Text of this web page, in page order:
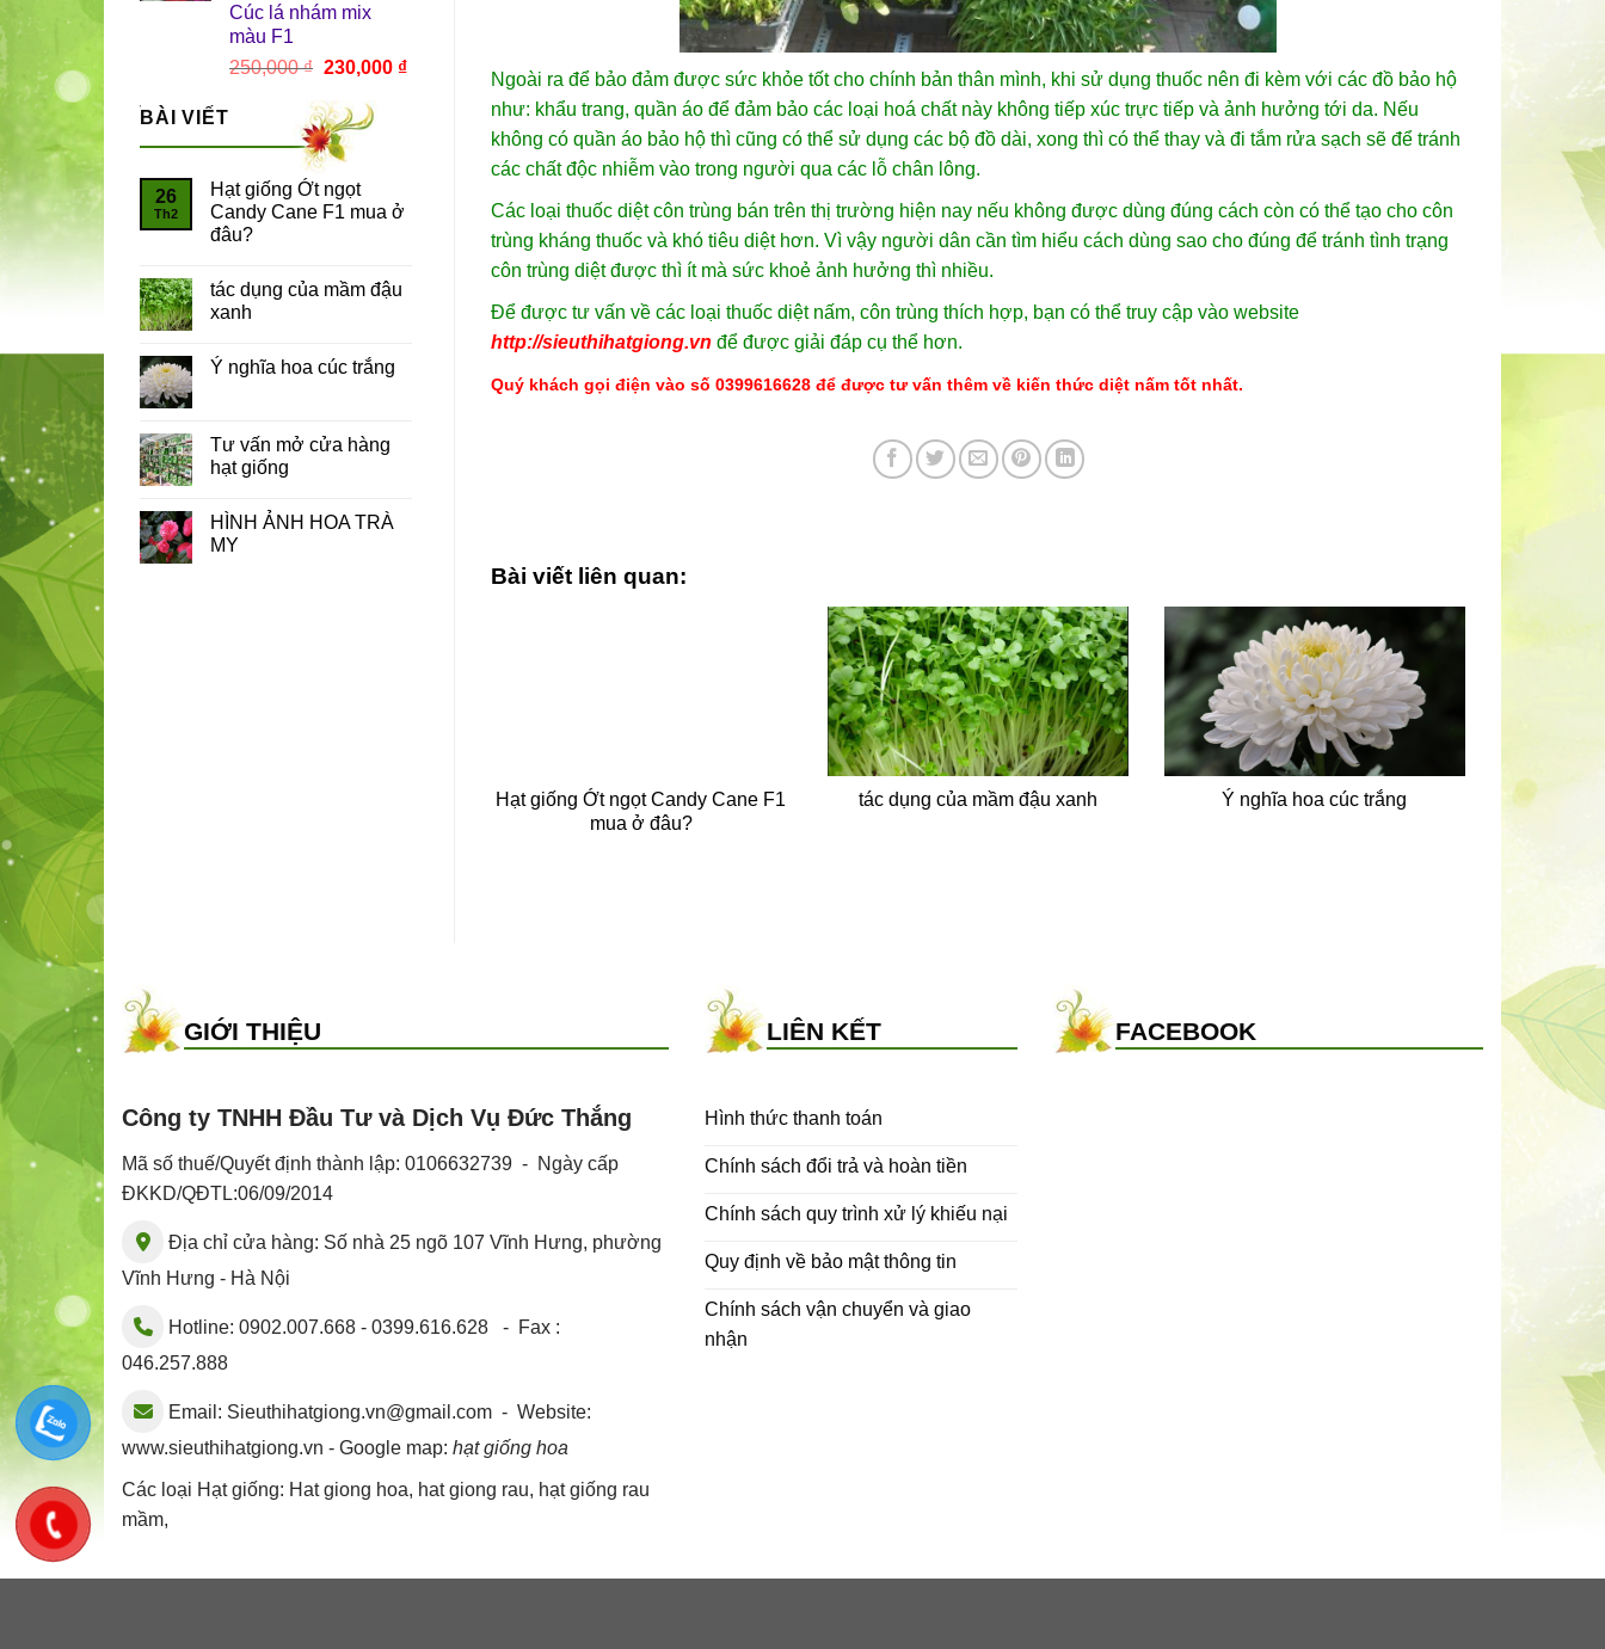
Cúc lá nhám mix
màu F1
250,000₫ Giá
là:
250,000 ₫.
230,000 ₫Giá
230,000 ₫.
BÀI VIẾT
26
Th2
Hạt giống Ớt ngọt
Candy Cane F1 mua ở
đâu?
tác dụng của mầm đậu
xanh
Ý nghĩa hoa cúc trắng
Tư vấn mở cửa hàng
hạt giống
HÌNH ẢNH HOA TRÀ
MY
Ngoài ra để bảo đảm được sức khỏe tốt cho chính bản thân mình, khi sử dụng thuốc nên đi kèm với các đồ bảo hộ
như: khẩu trang, quần áo để đảm bảo các loại hoá chất này không tiếp xúc trực tiếp và ảnh hưởng tới da. Nếu
không có quần áo bảo hộ thì cũng có thể sử dụng các bộ đồ dài, xong thì có thể thay và đi tắm rửa sạch sẽ để tránh
các chất độc nhiễm vào trong người qua các lỗ chân lông.
Các loại thuốc diệt côn trùng bán trên thị trường hiện nay nếu không được dùng đúng cách còn có thể tạo cho côn
trùng kháng thuốc và khó tiêu diệt hơn. Vì vậy người dân cần tìm hiểu cách dùng sao cho đúng để tránh tình trạng
côn trùng diệt được thì ít mà sức khoẻ ảnh hưởng thì nhiều.
Để được tư vấn về các loại thuốc diệt nấm, côn trùng thích hợp, bạn có thể truy cập vào website
http://sieuthihatgiong.vn để được giải đáp cụ thể hơn.
Quý khách gọi điện vào số 0399616628 để được tư vấn thêm về kiến thức diệt nấm tốt nhất.
Bài viết liên quan:
Hạt giống Ớt ngọt Candy Cane F1
mua ở đâu?
tác dụng của mầm đậu xanh Ý nghĩa hoa cúc trắng
GIỚI THIỆU
Công ty TNHH Đầu Tư và Dịch Vụ Đức Thắng
Mã số thuế/Quyết định thành lập: 0106632739 - Ngày cấp
ĐKKD/QĐTL:06/09/2014
Địa chỉ cửa hàng: Số nhà 25 ngõ 107 Vĩnh Hưng, phường
Vĩnh Hưng - Hà Nội
Hotline: 0902.007.668 - 0399.616.628 - Fax :
046.257.888
Email: Sieuthihatgiong.vn@gmail.com - Website:
www.sieuthihatgiong.vn - Google map: hạt giống hoa
Các loại Hạt giống: Hat giong hoa, hat giong rau, hạt giống rau
mầm,
LIÊN KẾT
Hình thức thanh toán
Chính sách đổi trả và hoàn tiền
Chính sách quy trình xử lý khiếu nại
Quy định về bảo mật thông tin
Chính sách vận chuyển và giao
nhận
FACEBOOK